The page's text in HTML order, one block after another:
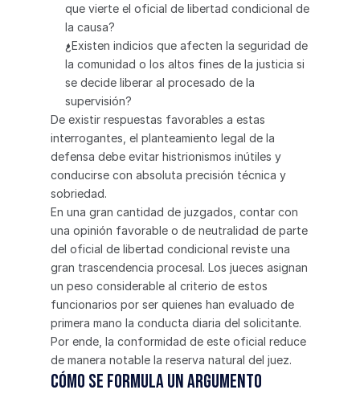
que vierte el oficial de libertad condicional de
la causa?
¿Existen indicios que afecten la seguridad de
la comunidad o los altos fines de la justicia si
se decide liberar al procesado de la
supervisión?
De existir respuestas favorables a estas
interrogantes, el planteamiento legal de la
defensa debe evitar histrionismos inútiles y
conducirse con absoluta precisión técnica y
sobriedad.
En una gran cantidad de juzgados, contar con
una opinión favorable o de neutralidad de parte
del oficial de libertad condicional reviste una
gran trascendencia procesal. Los jueces asignan
un peso considerable al criterio de estos
funcionarios por ser quienes han evaluado de
primera mano la conducta diaria del solicitante.
Por ende, la conformidad de este oficial reduce
de manera notable la reserva natural del juez.
Cómo se formula un argumento